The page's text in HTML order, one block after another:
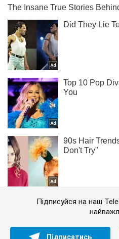
Підписуйся на наш
Підписатись